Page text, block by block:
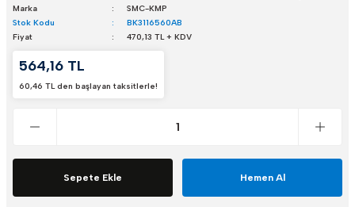
Marka
SMC-KMP
Stok Kodu
BK3116560AB
Fiyat
470,13 TL + KDV
564,16 TL
60,46 TL den başlayan taksitlerle!
Sepete Ekle Hemen Al